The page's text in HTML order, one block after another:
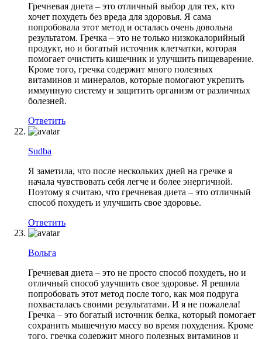
Гречневая диета – это отличный выбор для тех, кто
хочет похудеть без вреда для здоровья. Я сама
попробовала этот метод и осталась очень довольна
результатом. Гречка – это не только низкокалорийный
продукт, но и богатый источник клетчатки, которая
помогает очистить кишечник и улучшить пищеварение.
Кроме того, гречка содержит много полезных
витаминов и минералов, которые помогают укрепить
иммунную систему и защитить организм от различных
болезней.
Ответить
Sudba
Я заметила, что после нескольких дней на гречке я
начала чувствовать себя легче и более энергичной.
Поэтому я считаю, что гречневая диета – это отличный
способ похудеть и улучшить свое здоровье.
Ответить
Вольга
Гречневая диета – это не просто способ похудеть, но и
отличный способ улучшить свое здоровье. Я решила
попробовать этот метод после того, как моя подруга
похвасталась своими результатами. И я не пожалела!
Гречка – это богатый источник белка, который помогает
сохранить мышечную массу во время похудения. Кроме
того, гречка содержит много полезных витаминов и